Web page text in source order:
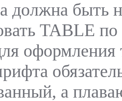
должна быть
TABLE по
оформления
а